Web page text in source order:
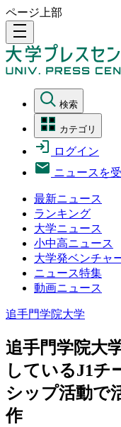
ページ上部
density_medium
検索
カテゴリ
ログイン
ニュースを
最新ニュース
ランキング
大学ニュース
小中高ニュース
大学発ベンチャ
ニュース特集
動画ニュース
追手門学院大学
追手門学院大
しているJ1チ
シップ活動で
作